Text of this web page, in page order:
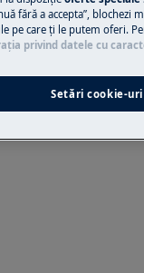
întreținere, opriți
fără a accepta”, blochezi
pe care ţi le putem oferi.
privind datele cu
Setări cookie-uri